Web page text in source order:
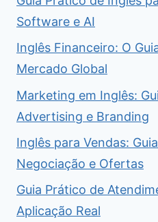
Software e AI
Inglês Financeiro: O
Mercado Global
Marketing em Inglês:
Advertising e Branding
Inglês para Vendas:
Negociação e Ofertas
Guia Prático de
Aplicação Real